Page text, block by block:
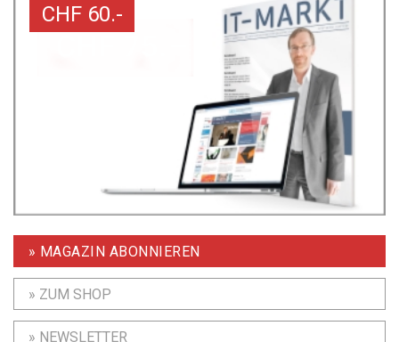
CHF 60.-
» MAGAZIN ABONNIEREN
» ZUM SHOP
» NEWSLETTER